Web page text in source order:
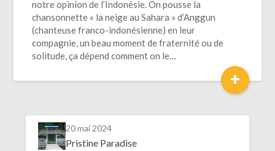
notre opinion de l’Indonésie. On pousse la
chansonnette « la neige au Sahara » d’Anggun
(chanteuse franco-indonésienne) en leur
compagnie, un beau moment de fraternité ou de
solitude, ça dépend comment on le…
+
20 mai 2024
Pristine Paradise